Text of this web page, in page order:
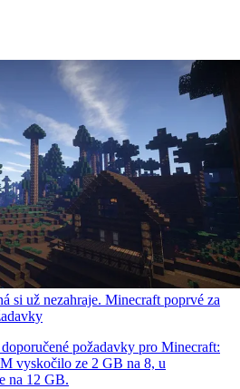
si už nezahraje. Minecraft poprvé za
požadavky pro Minecraft:
vyskočilo ze 2 GB na 8, u
na 12 GB.